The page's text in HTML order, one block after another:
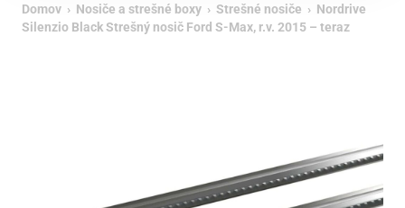
Domov › Nosiče a strešné boxy › Strešné nosiče › Nordrive
Silenzio Black Strešný nosič Ford S-Max, r.v. 2015 – teraz